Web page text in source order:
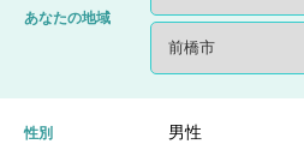
あなたの地域
性別 男性